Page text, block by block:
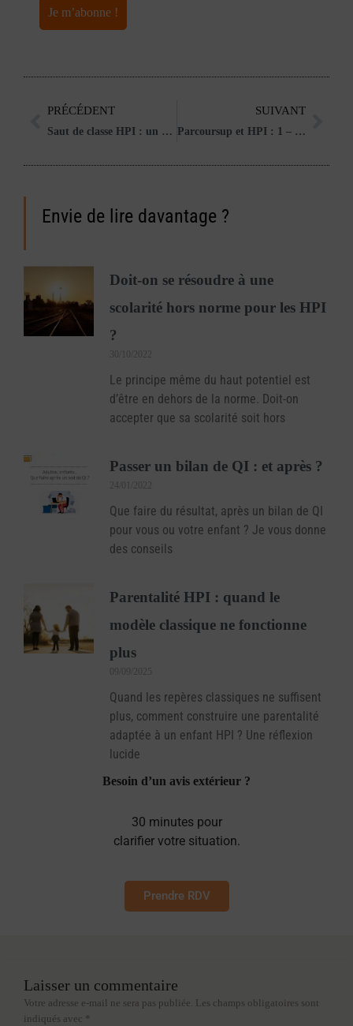
Besoin d’un avis extérieur ?
30 minutes pour
clarifier votre situation.
Prendre RDV
Précédent
PRÉCÉDENT
Saut de classe HPI : un outil pédagogique exigeant
SUIVANT
Parcoursup et HPI : 1 – comprendre pour mieux choisir
Envie de lire davantage ?
Doit-on se résoudre à une
scolarité hors norme pour les HPI
?
30/10/2022
Le principe même du haut potentiel est
d’être en dehors de la norme. Doit-on
accepter que sa scolarité soit hors
Passer un bilan de QI : et après ?
24/01/2022
Que faire du résultat, après un bilan de QI
pour vous ou votre enfant ? Je vous donne
des conseils
Parentalité HPI : quand le
modèle classique ne fonctionne
plus
09/09/2025
Quand les repères classiques ne suffisent
plus, comment construire une parentalité
adaptée à un enfant HPI ? Une réflexion
lucide
Laisser un commentaire
Votre adresse e-mail ne sera pas publiée. Les champs obligatoires sont
indiqués avec *